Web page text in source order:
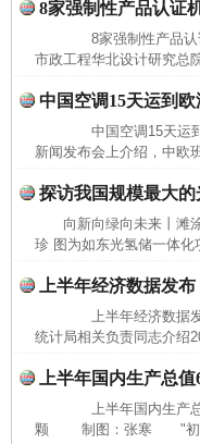
8家强制性产品认证
8家强制性产品认
市政工程华北设计研究总
中国空调15天运到
中国空调15天运到
新闻发布会上介绍，中欧
探访我国规模最大的
向新向绿向未来丨滩
珍 图为如东光氢储一体
上半年经济数据发
上半年经济数据发
统计局相关负责同志介绍
上半年国内生产总
上半年国内生产总
颗 制图：张寒 "初步核